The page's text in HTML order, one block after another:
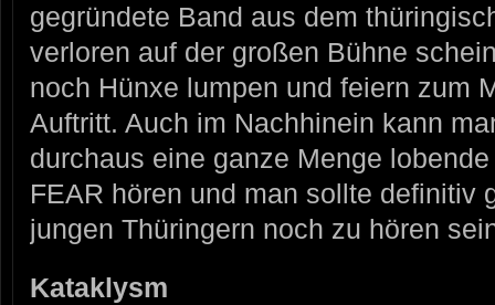
gegründete Band aus dem
verloren auf der großen Bühne
noch Hünxe lumpen und feiern zum
Auftritt. Auch im Nachhinein kann
durchaus eine ganze Menge
FEAR hören und man sollte definitiv
jungen Thüringern noch zu hören
Kataklysm